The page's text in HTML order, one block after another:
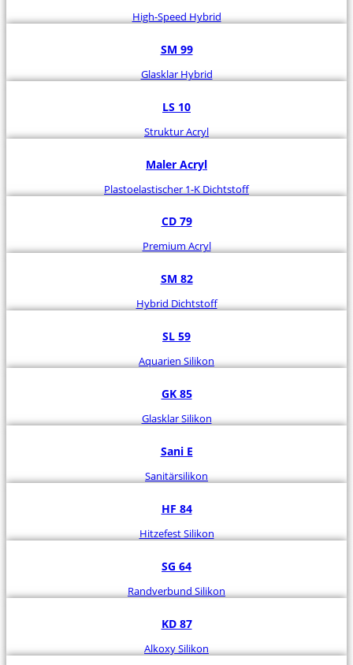
High-Speed Hybrid
SM 99
Glasklar Hybrid
LS 10
Struktur Acryl
Maler Acryl
Plastoelastischer 1-K Dichtstoff
CD 79
Premium Acryl
SM 82
Hybrid Dichtstoff
SL 59
Aquarien Silikon
GK 85
Glasklar Silikon
Sani E
Sanitärsilikon
HF 84
Hitzefest Silikon
SG 64
Randverbund Silikon
KD 87
Alkoxy Silikon